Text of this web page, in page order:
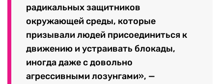
радикальных защитников
окружающей среды, которые
призывали людей присоединиться к
движению и устраивать блокады,
иногда даже с довольно
агрессивными лозунгами», —